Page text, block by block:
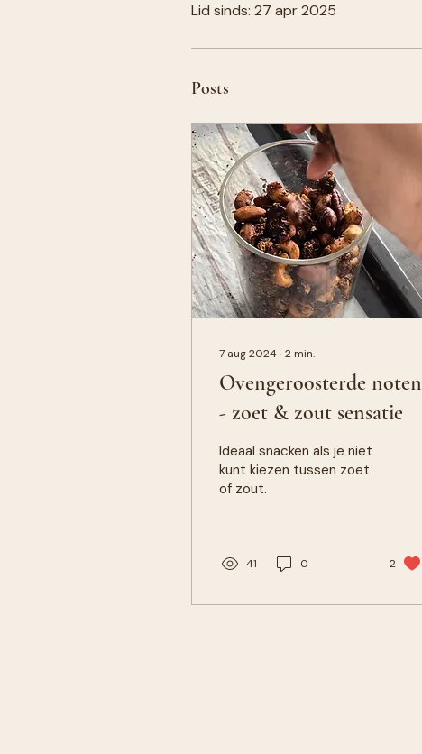
Lid sinds: 27 apr 2025
Posts
7 aug 2024 ∙2 min.
Ovengeroosterde noten
- zoet & zout sensatie
Ideaal snacken als je niet
kunt kiezen tussen zoet
of zout.
41 0 2